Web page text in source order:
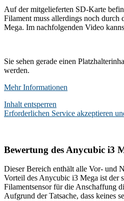
Auf der mitgelieferten SD-Karte
Filament muss allerdings noch durch
Mega. Im nachfolgenden Video
Sie sehen gerade einen
werden.
Mehr Informationen
Inhalt entsperren
Erforderlichen Service akzeptieren
Bewertung des Anycubic
Dieser Bereich enthält alle Vor- und
Vorteil des Anycubic i3 Mega ist der
Filamentsensor für die Anschaffung
Aufgrund der Tatsache, dass keines